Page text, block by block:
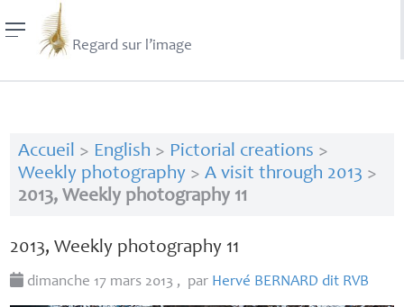
Regard sur l’image
Accueil > English > Pictorial creations >
Weekly photography> A visit through 2013 >
2013, Weekly photography 11
2013, Weekly photography 11
dimanche 17 mars 2013 , par Hervé BERNARD dit RVB